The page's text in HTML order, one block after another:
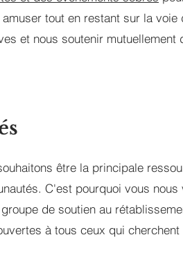
tout en restant sur la voie
et nous soutenir mutuellement
être la principale
C'est pourquoi vous nous
de soutien au
à tous ceux qui cherchent